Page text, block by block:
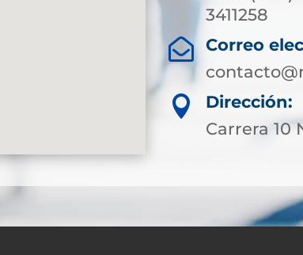
3411258

Correo

Dirección:
Carrera 10